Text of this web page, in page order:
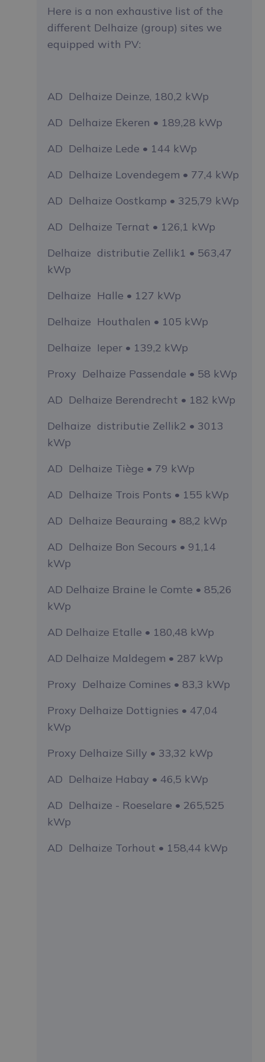
Here is a non exhaustive list of the
different Delhaize (group) sites we
equipped with PV:
AD Delhaize Deinze, 180,2 kWp
AD Delhaize Ekeren • 189,28 kWp
AD Delhaize Lede • 144 kWp
AD Delhaize Lovendegem • 77,4 kWp
AD Delhaize Oostkamp • 325,79 kWp
AD Delhaize Ternat • 126,1 kWp
Delhaize distributie Zellik1 • 563,47
kWp
Delhaize Halle • 127 kWp
Delhaize Houthalen • 105 kWp
Delhaize Ieper • 139,2 kWp
Proxy Delhaize Passendale • 58 kWp
AD Delhaize Berendrecht • 182 kWp
Delhaize distributie Zellik2 • 3013
kWp
AD Delhaize Tiège • 79 kWp
AD Delhaize Trois Ponts • 155 kWp
AD Delhaize Beauraing • 88,2 kWp
AD Delhaize Bon Secours • 91,14
kWp
AD Delhaize Braine le Comte • 85,26
kWp
AD Delhaize Etalle • 180,48 kWp
AD Delhaize Maldegem • 287 kWp
Proxy Delhaize Comines • 83,3 kWp
Proxy Delhaize Dottignies • 47,04
kWp
Proxy Delhaize Silly • 33,32 kWp
AD Delhaize Habay • 46,5 kWp
AD Delhaize - Roeselare • 265,525
kWp
AD Delhaize Torhout • 158,44 kWp